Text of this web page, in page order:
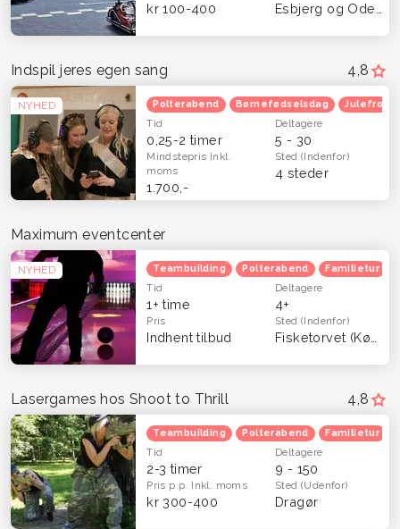
kr 100-400 Esbjerg og Odense
4,8
NYHED
Indspil jeres egen sang
Polterabend Børnefødselsdag
Tid
0,25-2 timer
Deltagere
5 - 30
Mindstepris Inkl.
moms
1.700,-
Sted(Indenfor)
4 steder
NYHED
Maximum eventcenter
Teambuilding Polterabend Familietur
Tid
1+ time
Deltagere
4+
Pris
Indhent tilbud
Sted(Indenfor)
Fisketorvet (København)
4,8
Lasergames hos Shoot to Thrill
Teambuilding Polterabend Familietur
Tid
2-3 timer
Deltagere
9 - 150
Pris p.p. Inkl. moms
kr 300-400
Sted(Udenfor)
Dragør